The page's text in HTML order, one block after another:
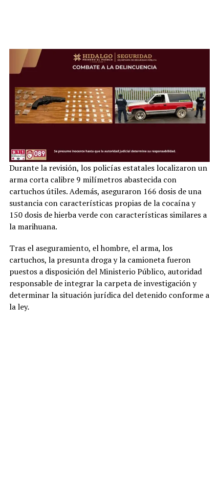
Durante la revisión, los policías estatales localizaron un
arma corta calibre 9 milímetros abastecida con
cartuchos útiles. Además, aseguraron 166 dosis de una
sustancia con características propias de la cocaína y
150 dosis de hierba verde con características similares a
la marihuana.
Tras el aseguramiento, el hombre, el arma, los
cartuchos, la presunta droga y la camioneta fueron
puestos a disposición del Ministerio Público, autoridad
responsable de integrar la carpeta de investigación y
determinar la situación jurídica del detenido conforme a
la ley.